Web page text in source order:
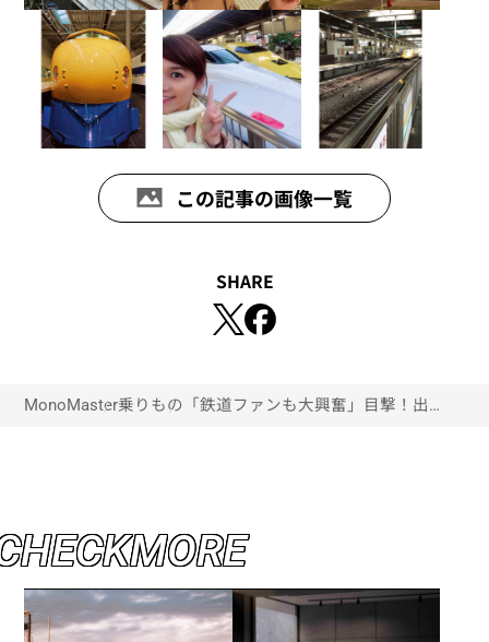
この記事の画像一覧
SHARE
MonoMaster乗りもの 「鉄道ファンも大興奮」目撃！出会う
HECKMORE